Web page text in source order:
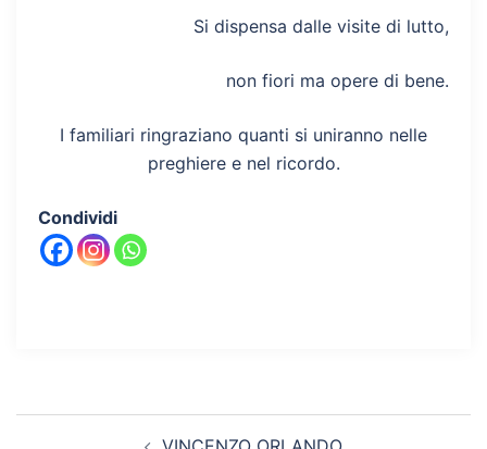
Si dispensa dalle visite di lutto,
non fiori ma opere di bene.
I familiari ringraziano quanti si uniranno nelle
preghiere e nel ricordo.
Condividi